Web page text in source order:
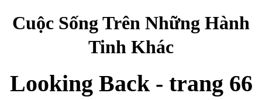
Cuộc Sống Trên Những Hành
Tinh Khác
Looking Back - trang 66